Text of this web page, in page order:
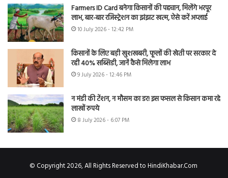
Farmers ID Card बनेगा किसानों की पहचान, मिलेंगे भरपूर
लाभ, बार-बार रजिस्ट्रेशन का झंझट खत्म, ऐसे करें अप्लाई
10 July 2026 - 12:42 PM
किसानों के लिए बड़ी खुशखबरी, फूलों की खेती पर सरकार दे
रही 40% सब्सिडी, जानें कैसे मिलेगा लाभ
9 July 2026 - 12:46 PM
न मंडी की टेंशन, न मौसम का डर! इस फसल से किसान कमा रहे
लाखों रुपये
8 July 2026 - 6:07 PM
© Copyright 2026, All Rights Reserved to HindiKhabar.Com